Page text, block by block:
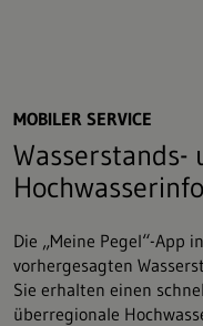
©MOBILER SERVICE
Wasserstands-
Die „Meine Pegel“-App
vorhergesagten
Sie erhalten einen
überregionale